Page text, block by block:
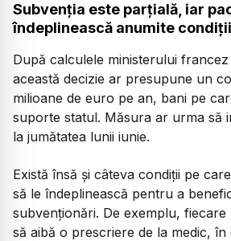
Subvenția este parțială, iar
îndeplinească anumite condiții
După calculele ministerului francez
această decizie ar presupune un
milioane de euro pe an, bani pe
suporte statul. Măsura ar urma să
la jumătatea lunii iunie.
Există însă și câteva condiții pe
să le îndeplinească pentru a
subvenționări. De exemplu,
să aibă o prescriere de la medic,